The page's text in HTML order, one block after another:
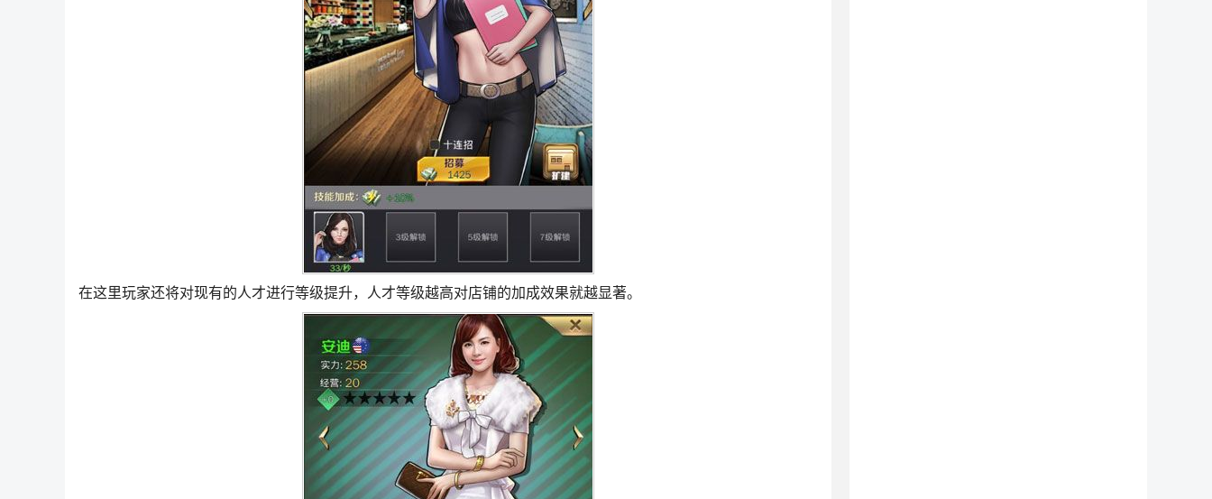
在这里玩家还将对现有的人才进行等级提升，人才等级越高对店铺的加成效果就越显著。